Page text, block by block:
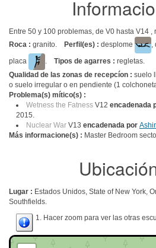
Entre 50 y 100 problemas, de V0 hasta V14
Roca : granito. Perfil(es) : desplome ,
placa
. Tipos de agarres : regletas.
Qualidad de las zonas de recepcíon : suelo
o suelo irregular o en pendiente (1
Problema(s) mítico(s) :
Wetness the Fatness V12 encadenada
2015.
Nuclear War V13 encadenada por
Más informacione(s) : Master Bedroom
Lugar : Estados Unidos, State of New York,
Southfields.
1. Hacer zoom para ver las otras